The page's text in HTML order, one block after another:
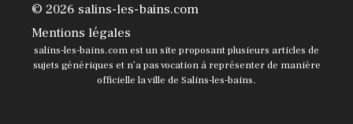
© 2026 salins-les-bains.com
Mentions légales
salins-les-bains.com est un site proposant plusieurs articles de
sujets génériques et n’a pas vocation à représenter de manière
officielle la ville de Salins-les-bains.